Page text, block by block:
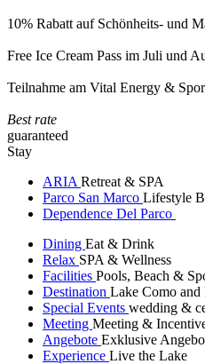
10% Rabatt auf Schönheits- und
Free Ice Cream Pass im Juli und
Teilnahme am Vital Energy &
Best rate
guaranteed
Stay
ARIA Retreat & SPA
Parco San Marco Lifestyle
Dependence Del Parco
Dining Eat & Drink
Relax SPA & Wellness
Facilities Pools, Beach &
Destination Lake Como and
Special Events wedding &
Meeting Meeting &
Angebote Exklusive
Experience Live the Lake